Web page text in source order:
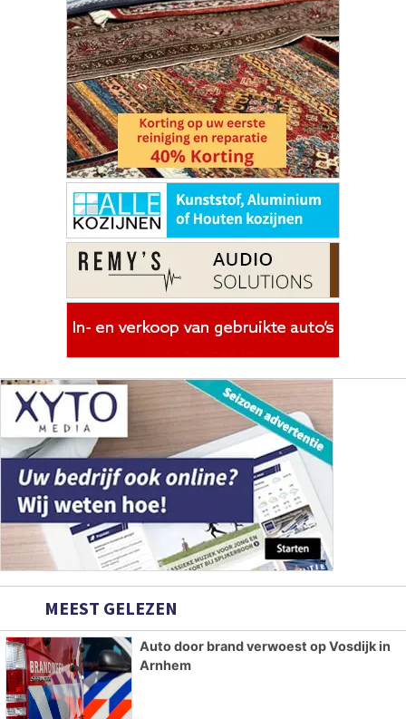
MEEST GELEZEN
Auto door brand verwoest op Vosdijk in
Arnhem